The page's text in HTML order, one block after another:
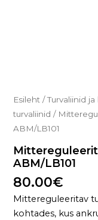
Esileht /Turvaliinid
turvaliinid /
ABM/LB101
ABM/LB101
80.00€
Mittereguleeritav
kohtades, kus